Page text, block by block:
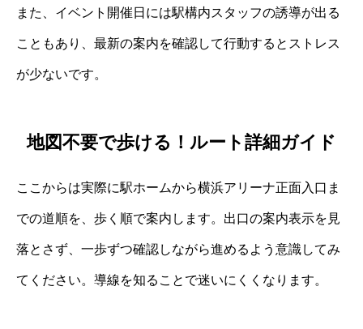
また、イベント開催日には駅構内スタッフの誘導が出る
こともあり、最新の案内を確認して行動するとストレス
が少ないです。
地図不要で歩ける！ルート詳細ガイド
ここからは実際に駅ホームから横浜アリーナ正面入口ま
での道順を、歩く順で案内します。出口の案内表示を見
落とさず、一歩ずつ確認しながら進めるよう意識してみ
てください。導線を知ることで迷いにくくなります。